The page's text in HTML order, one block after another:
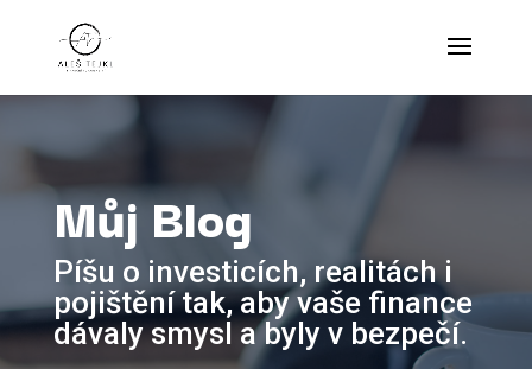
Můj Blog
Píšu o investicích, realitách i
pojištění tak, aby vaše finance
dávaly smysl a byly v bezpečí.